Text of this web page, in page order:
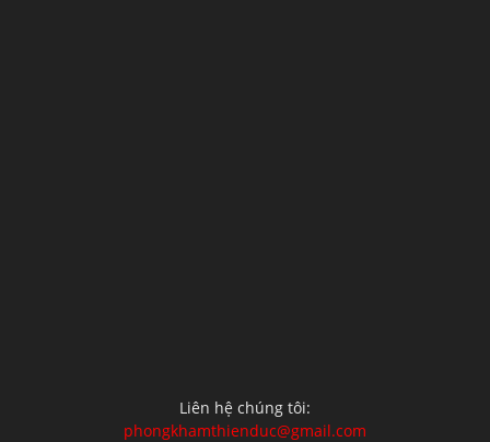
Liên hệ chúng tôi:
phongkhamthienduc@gmail.com